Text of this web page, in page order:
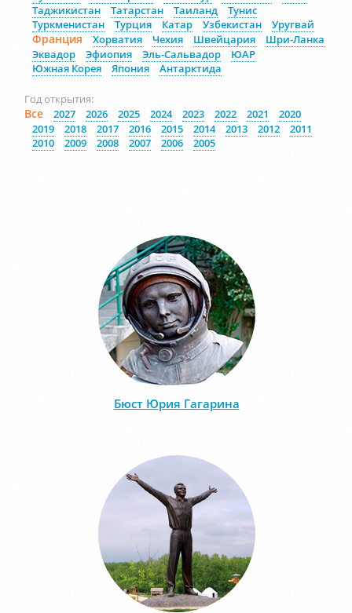
Таджикистан
Татарстан Таиланд
Тунис
Туркменистан
Турция Катар Узбекистан Уругвай
Франция Хорватия Чехия Швейцария
Шри-Ланка
Эквадор
Эфиопия Эль-Сальвадор
ЮАР
Южная Корея
Япония Антарктида
Год открытия:
Все 2027 2026 2025 2024 2023 2022 2021
2020
2019
2018 2017 2016 2015 2014 2013 2012
2011
2010
2009 2008 2007 2006 2005
Бюст Юрия Гагарина